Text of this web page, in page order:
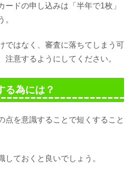
ードの申し込みは「半年で1枚」
。
ではなく、審査に落ちてしまう可
注意するようにしてください。
る為には？
点を意識することで短くすること
しておくと良いでしょう。